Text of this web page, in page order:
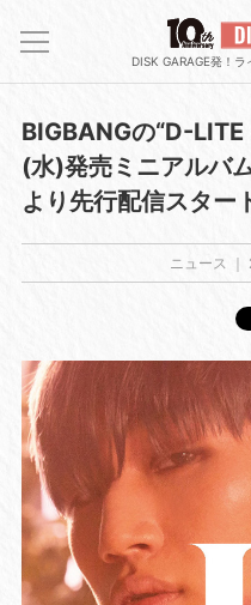
DISK GARAGE発！
BIGBANGの“D-
(水)発売ミニアルバ
より先行配信スター
ニュース ｜